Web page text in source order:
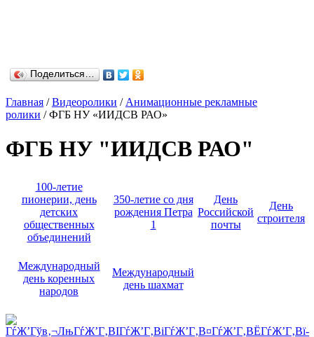
Поделиться…
Главная /Видеоролики / Анимационные рекламные
ролики / ФГБ НУ «ИИДСВ РАО»
ФГБ НУ "ИИДСВ РАО"
100-летие
пионерии, день
детских
общественных
объединений
350-летие со дня
рождения Петра
1
День
Российской
почты
День
строителя
Международный
день коренных
народов
Международный
день шахмат